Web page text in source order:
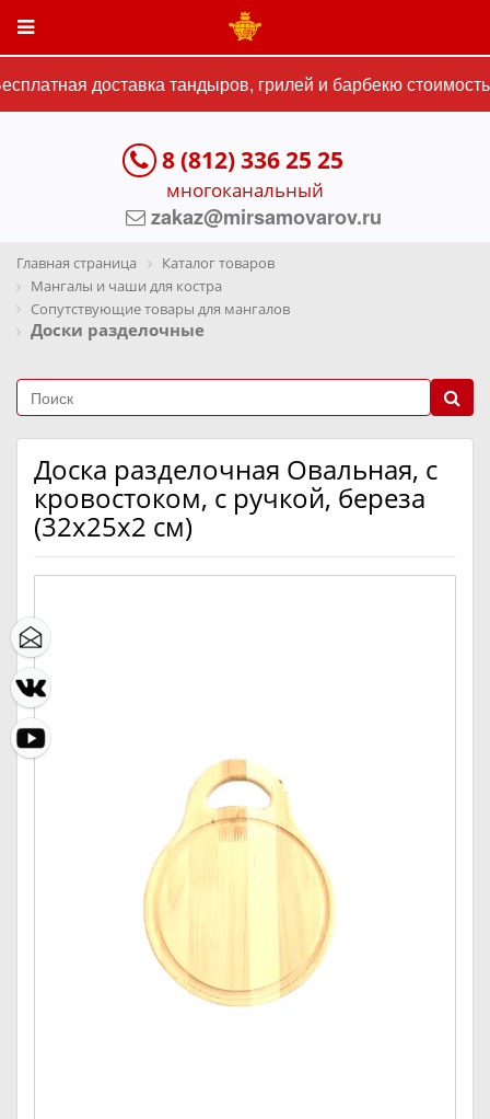
доставка тандыров, грилей и барбекю
8 (812) 336 25 25
многоканальный
zakaz@mirsamovarov.ru
Главная страница
Каталог товаров
Мангалы и чаши для костра
Сопутствующие товары для мангалов
Доски разделочные
Доска разделочная Овальная, с
кровостоком, с ручкой, береза
(32х25х2 см)